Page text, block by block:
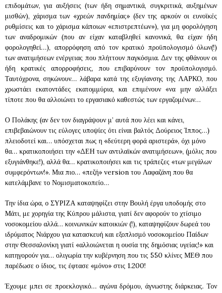
επιδομάτων, για αυξήσεις (των ήδη σημαντικά, συγκριτικά, αυξημένων
μισθών), χάρισμα των «χρεών πανδημίας» (δεν της αρκούν οι ευνοϊκές
ρυθμίσεις και το χάρισμα κάποιων «επιστρεπτέων»), για μη φορολόγηση
των αναδρομικών (που αν είχαν καταβληθεί κανονικά, θα είχαν ήδη
φορολογηθεί…), απορρόφηση από τον κρατικό προϋπολογισμό όλων(!)
των ανατιμήσεων ενέργειας που πλήττουν παγκόσμια. Δεν της φθάνουν οι
ήδη κρατικές απορροφήσεις, που επιβαρύνουν τον προϋπολογισμό.
Ταυτόχρονα, σηκώνουν… λάβαρα κατά της εξυγίανσης της ΛΑΡΚΟ, που
χρωστάει εκατοντάδες εκατομμύρια, και επιμένουν «να μην αλλάξει
τίποτε που θα αλλοιώνει το εργασιακό καθεστώς των εργαζομένων…
Ο Πολάκης (αν δεν τον διαγράψουν μ’ αυτά που λέει και κάνει,
επιβεβαιώνουν τις εύλογες υποψίες ότι είναι βαλτός Δούρειος Ίππος…)
πλειοδοτεί και… υπόσχεται πως η «δεύτερη φορά αριστερά», όχι μόνο
θα… κρατικοποιήσει την «ΔΕΗ των αντιλαϊκών ανατιμήσεων», (μόλις που
εξυγιάνθηκε!), αλλά θα… κρατικοποιήσει και τις τράπεζες «των μεγάλων
συμφερόντων!». Μια πιο… «πεζή» version του Λαφαζάνη που θα
κατελάμβανε το Νομισματοκοπείο…
Την ίδια ώρα, ο ΣΥΡΙΖΑ καταψηφίζει στην Βουλή έργα υποδομής στο
Μάτι, με χορηγία της Κύπρου μάλιστα, γιατί δεν αφορούν το χτίσιμο
νοσοκομείου αλλά… κοινωνικών κατοικιών (!), καταψηφίζουν δωρεά του
ιδρύματος Νιάρχου για κατασκευή και εξοπλισμό νοσοκομείου Παίδων
στην Θεσσαλονίκη γιατί «αλλοιώνεται η ουσία της δημόσιας υγείας!» και
κατηγορούν για… ολιγωρία την κυβέρνηση που τις 550 κλίνες ΜΕΘ που
παρέδωσε ο ίδιος, τις έφτασε «μόνο» στις 1.200!
Έχουμε μπει σε προεκλογικό… αγώνα δρόμου, άγνωστης διάρκειας. Τον